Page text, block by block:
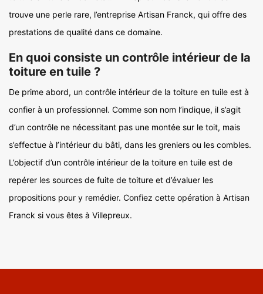
trouve une perle rare, l’entreprise Artisan Franck, qui offre des
prestations de qualité dans ce domaine.
En quoi consiste un contrôle intérieur de la
toiture en tuile ?
De prime abord, un contrôle intérieur de la toiture en tuile est à
confier à un professionnel. Comme son nom l’indique, il s’agit
d’un contrôle ne nécessitant pas une montée sur le toit, mais
s’effectue à l’intérieur du bâti, dans les greniers ou les combles.
L’objectif d’un contrôle intérieur de la toiture en tuile est de
repérer les sources de fuite de toiture et d’évaluer les
propositions pour y remédier. Confiez cette opération à Artisan
Franck si vous êtes à Villepreux.